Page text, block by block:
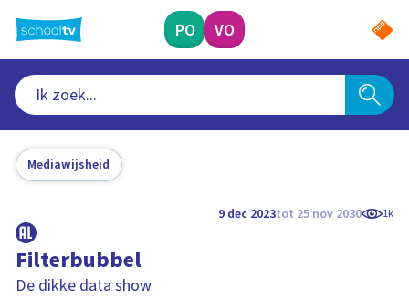
naar
hoofdinhoud
PO VO
Mediawijsheid
9 dec 2023tot 25 nov 2030 1k
Filterbubbel
De dikke data show